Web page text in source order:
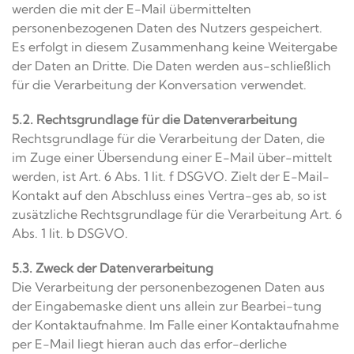
werden die mit der E-Mail übermittelten
personenbezogenen Daten des Nutzers gespeichert.
Es erfolgt in diesem Zusammenhang keine Weitergabe
der Daten an Dritte. Die Daten werden aus-schließlich
für die Verarbeitung der Konversation verwendet.
5.2. Rechtsgrundlage für die Datenverarbeitung
Rechtsgrundlage für die Verarbeitung der Daten, die
im Zuge einer Übersendung einer E-Mail über-mittelt
werden, ist Art. 6 Abs. 1 lit. f DSGVO. Zielt der E-Mail-
Kontakt auf den Abschluss eines Vertra-ges ab, so ist
zusätzliche Rechtsgrundlage für die Verarbeitung Art. 6
Abs. 1 lit. b DSGVO.
5.3. Zweck der Datenverarbeitung
Die Verarbeitung der personenbezogenen Daten aus
der Eingabemaske dient uns allein zur Bearbei-tung
der Kontaktaufnahme. Im Falle einer Kontaktaufnahme
per E-Mail liegt hieran auch das erfor-derliche